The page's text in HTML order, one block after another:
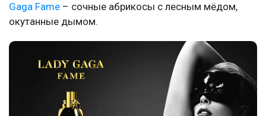
Gaga Fame – сочные абрикосы с лесным мёдом,
окутанные дымом.